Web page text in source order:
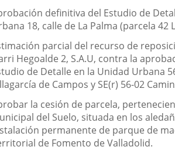
definitiva del Estudio de
18, calle de La Palma (parcela 42
parcial del recurso de
Hegoalde 2, S.A.U, contra la
de Detalle en la Unidad Urbana
de Campos y SE(r) 56-02
la cesión de parcela,
del Suelo, situada en los
permanente de parque de
de Fomento de Valladolid.